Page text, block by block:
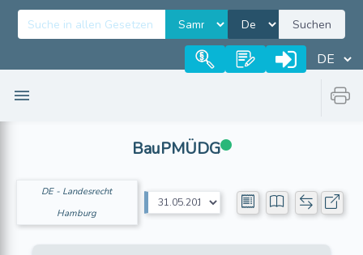
Suchen
BauPMÜDG
DE - Landesrecht
Hamburg